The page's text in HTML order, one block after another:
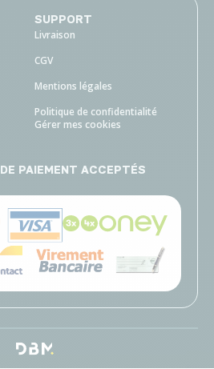
SUPPORT
Livraison
CGV
Mentions légales
Politique de confidentialité
Gérer mes cookies
PAIEMENT ACCEPTÉS